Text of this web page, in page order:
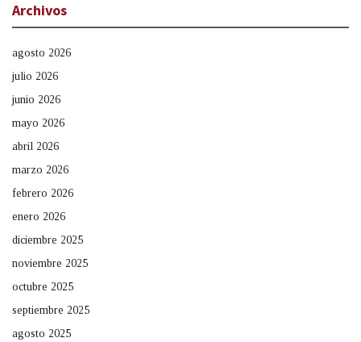
Archivos
agosto 2026
julio 2026
junio 2026
mayo 2026
abril 2026
marzo 2026
febrero 2026
enero 2026
diciembre 2025
noviembre 2025
octubre 2025
septiembre 2025
agosto 2025